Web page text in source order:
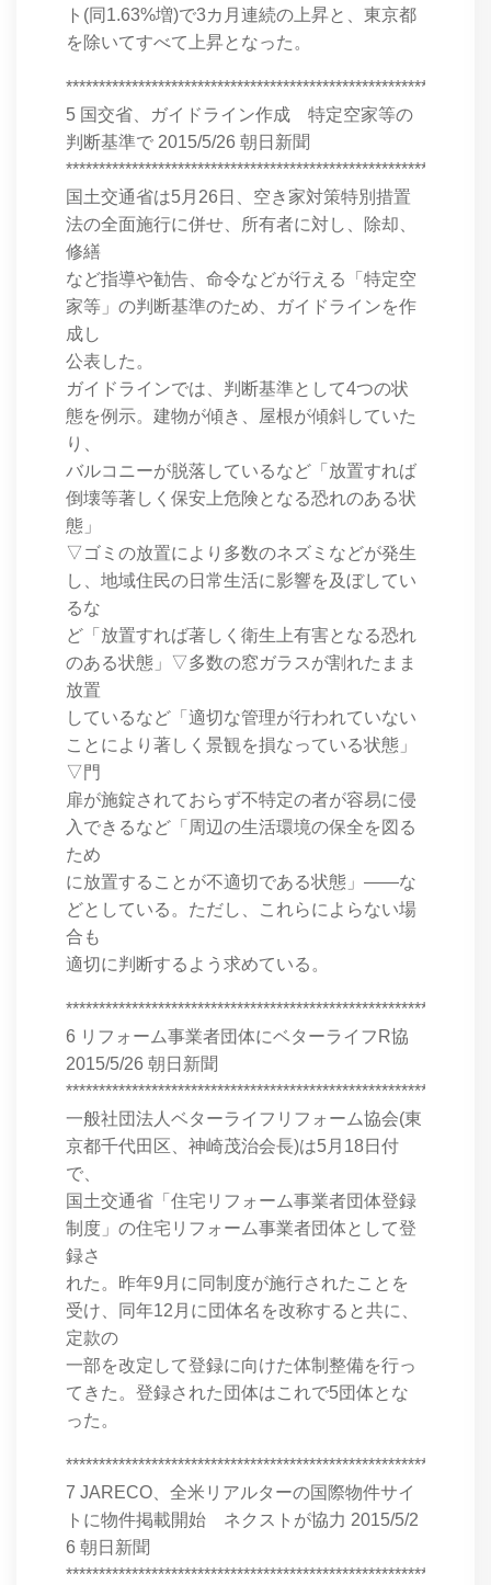
ト(同1.63%増)で3カ月連続の上昇と、東京都
を除いてすべて上昇となった。
5 国交省、ガイドライン作成 特定空家等の
判断基準で 2015/5/26 朝日新聞
国土交通省は5月26日、空き家対策特別措置
法の全面施行に併せ、所有者に対し、除却、
修繕
など指導や勧告、命令などが行える「特定空
家等」の判断基準のため、ガイドラインを作
成し
公表した。
ガイドラインでは、判断基準として4つの状
態を例示。建物が傾き、屋根が傾斜していた
り、
バルコニーが脱落しているなど「放置すれば
倒壊等著しく保安上危険となる恐れのある状
態」
▽ゴミの放置により多数のネズミなどが発生
し、地域住民の日常生活に影響を及ぼしてい
るな
ど「放置すれば著しく衛生上有害となる恐れ
のある状態」▽多数の窓ガラスが割れたまま
放置
しているなど「適切な管理が行われていない
ことにより著しく景観を損なっている状態」
▽門
扉が施錠されておらず不特定の者が容易に侵
入できるなど「周辺の生活環境の保全を図る
ため
に放置することが不適切である状態」――な
どとしている。ただし、これらによらない場
合も
適切に判断するよう求めている。
6 リフォーム事業者団体にベターライフR協
2015/5/26 朝日新聞
一般社団法人ベターライフリフォーム協会(東
京都千代田区、神崎茂治会長)は5月18日付
で、
国土交通省「住宅リフォーム事業者団体登録
制度」の住宅リフォーム事業者団体として登
録さ
れた。昨年9月に同制度が施行されたことを
受け、同年12月に団体名を改称すると共に、
定款の
一部を改定して登録に向けた体制整備を行っ
てきた。登録された団体はこれで5団体とな
った。
7 JARECO、全米リアルターの国際物件サイ
トに物件掲載開始 ネクストが協力 2015/5/2
6 朝日新聞